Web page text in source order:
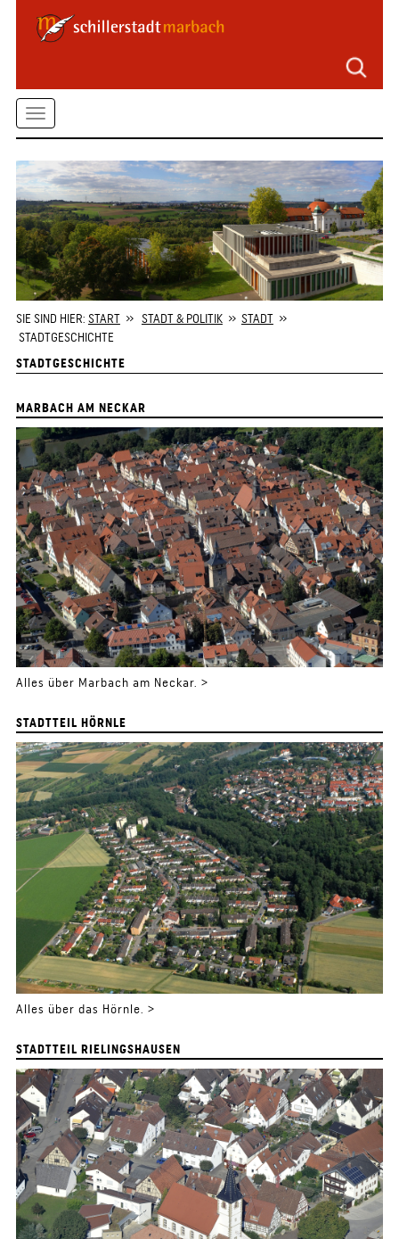
Seitenbereiche
springen
Zum
Inhalt
springen
Kontaktformular
springen
Zur
Startseite
springen
Toggle
SIE SIND HIER: START» STADT & POLITIK» STADT»
STADTGESCHICHTE
STADTGESCHICHTE
MARBACH AM NECKAR
Alles über Marbach am Neckar. >
STADTTEIL HÖRNLE
Alles über das Hörnle. >
STADTTEIL RIELINGSHAUSEN